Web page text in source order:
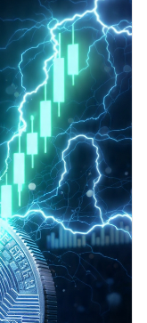
Known for its fast